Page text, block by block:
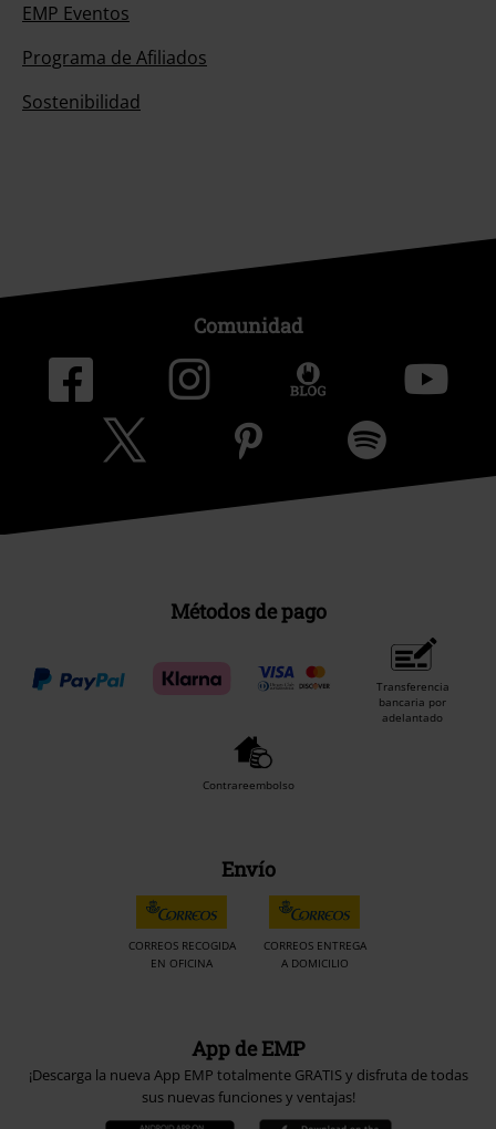
EMP Eventos
Programa de Afiliados
Sostenibilidad
Comunidad
Métodos de pago
Transferencia
bancaria por
adelantado
Contrareembolso
Envío
CORREOS RECOGIDA
EN OFICINA
CORREOS ENTREGA
A DOMICILIO
App de EMP
¡Descarga la nueva App EMP totalmente GRATIS y disfruta de todas
sus nuevas funciones y ventajas!